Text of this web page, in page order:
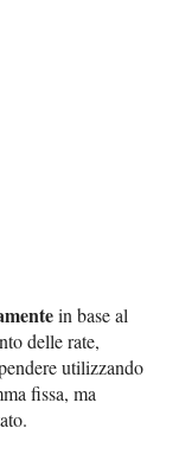
in base al
delle rate,
utilizzando
fissa, ma